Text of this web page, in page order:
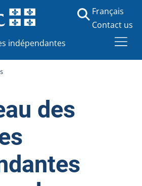
indépendantes
Français
Contact us
des